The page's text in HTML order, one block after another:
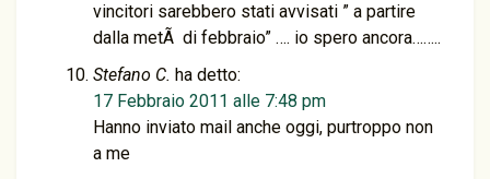
vincitori sarebbero stati avvisati ” a partire
dalla metÃ di febbraio” …. io spero ancora……..
Stefano C. ha detto:
17 Febbraio 2011 alle 7:48 pm
Hanno inviato mail anche oggi, purtroppo non
a me